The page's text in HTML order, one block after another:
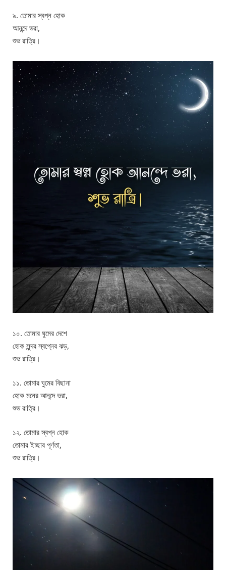
৯. তোমার স্বপ্ন হোক
আনন্দে ভরা,
শুভ রাত্রি।
১০. তোমার ঘুমের দেশে
হোক সুন্দর স্বপ্নের ঝড়,
শুভ রাত্রি।
১১. তোমার ঘুমের বিছানা
হোক মনের আনন্দে ভরা,
শুভ রাত্রি।
১২. তোমার স্বপ্ন হোক
তোমার ইচ্ছার পূর্ণতা,
শুভ রাত্রি।